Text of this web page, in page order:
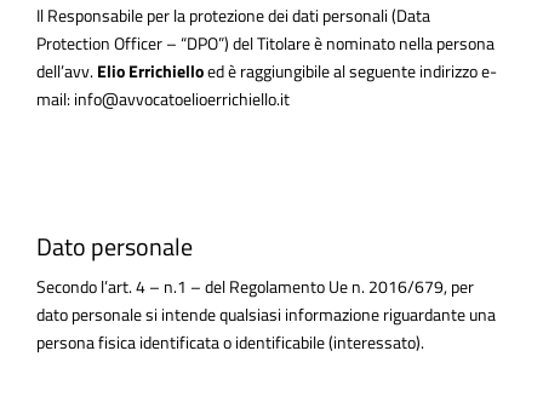
Il Responsabile per la protezione dei dati personali (Data
Protection Officer – “DPO”) del Titolare è nominato nella persona
dell’avv.Elio Errichielloed è raggiungibile al seguente indirizzo e-
mail:info@avvocatoelioerrichiello.it
Dato personale
Secondo l’art. 4 – n.1 – del Regolamento Ue n. 2016/679, per
dato personale si intende qualsiasi informazione riguardante una
persona fisica identificata o identificabile (interessato).